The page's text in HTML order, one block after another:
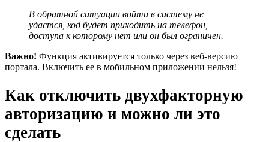
В обратной ситуации войти в систему не
удастся, код будет приходить на телефон,
доступа к которому нет или он был ограничен.
Важно! Функция активируется только через веб-версию
портала. Включить ее в мобильном приложении нельзя!
Как отключить двухфакторную
авторизацию и можно ли это
сделать